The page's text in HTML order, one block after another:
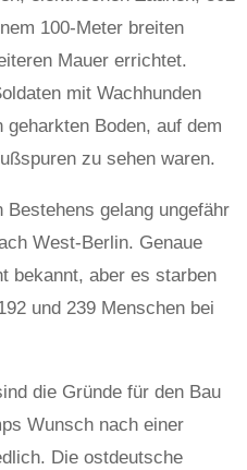
100-Meter breiten
Mauer errichtet.
mit Wachhunden
Boden, auf dem
zu sehen waren.
gelang ungefähr
West-Berlin. Genaue
bekannt, aber es starben
und 239 Menschen bei
die Gründe für den Bau
Wunsch nach einer
Die ostdeutsche